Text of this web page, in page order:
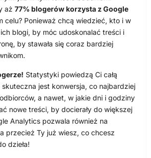
aż 77% blogerów korzysta z Google
celu? Ponieważ chcą wiedzieć, kto i w
blogi, by móc udoskonalać treści i
by stawała się coraz bardziej
Statystyki powiedzą Ci całą
jest konwersja, co najbardziej
a nawet, w jakie dni i godziny
nowe treści, by docierały do większej
Analytics pozwala również na
przecież Ty już wiesz, co chcesz
dzieła!